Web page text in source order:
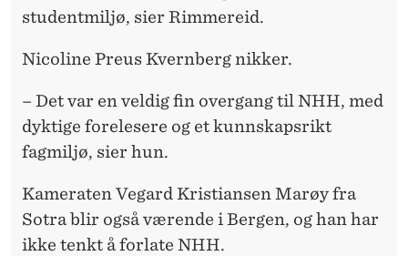
studentmiljø, sier Rimmereid.
Nicoline Preus Kvernberg nikker.
– Det var en veldig fin overgang til NHH, med
dyktige forelesere og et kunnskapsrikt
fagmiljø, sier hun.
Kameraten Vegard Kristiansen Marøy fra
Sotra blir også værende i Bergen, og han har
ikke tenkt å forlate NHH.